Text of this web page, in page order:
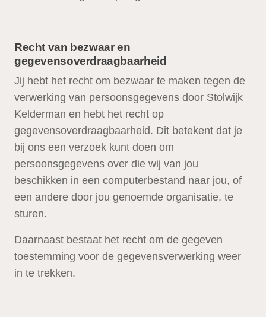
Recht van bezwaar en
gegevensoverdraagbaarheid
Jij hebt het recht om bezwaar te maken tegen de
verwerking van persoonsgegevens door Stolwijk
Kelderman en hebt het recht op
gegevensoverdraagbaarheid. Dit betekent dat je
bij ons een verzoek kunt doen om
persoonsgegevens over die wij van jou
beschikken in een computerbestand naar jou, of
een andere door jou genoemde organisatie, te
sturen.
Daarnaast bestaat het recht om de gegeven
toestemming voor de gegevensverwerking weer
in te trekken.